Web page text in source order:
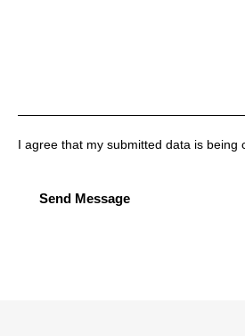
I agree that my submitted data is being
Send Message